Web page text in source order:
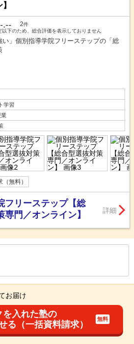
-.-- 2件
下のため、総合評価を表示しておりません
い」個別指導学院フリーステップの「総
学習
業
無料）
フリーステップ【総
専門／オンライン】
詳細
を入れた塾の
る（一括資料請求）